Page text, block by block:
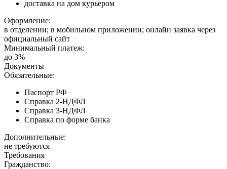
доставка на дом курьером
Оформление:
в отделении; в мобильном приложении; онлайн заявка через
официальный сайт
Минимальный платеж:
до 3%
Документы
Обязательные:
Паспорт РФ
Справка 2-НДФЛ
Справка 3-НДФЛ
Справка по форме банка
Дополнительные:
не требуются
Требования
Гражданство: